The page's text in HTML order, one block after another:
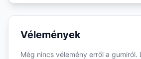
Vélemények
Még nincs vélemény erről a gumiról.